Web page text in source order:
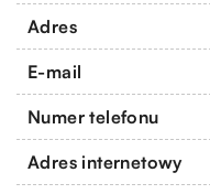
Adres
E-mail
Numer telefonu
Adres internetowy